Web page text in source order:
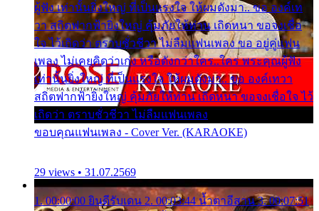
ผู้ฟัง เท่านั้นยิ่งใหญ่ ที่เป็นแรงใจ ให้ผมดังมา.. ขอ องค์เท
วา สถิตฟากฟ้ายิ่งใหญ่ คุ้มภัยให้ท่าน เถิดหนา ขอจงเชื่อ
ใจ ไว้เถิดว่า ตราบชั่วชีวา ไม่ลืมแฟนเพลง ขอ อยู่คู่แฟน
เพลง ไม่เคยคิดว่าเก่ง หรือดังกว่าใคร..ใคร พระคุณผู้ฟัง
เท่านั้นยิ่งใหญ่ ที่เป็นแรงใจ ให้ผมดังมา.. ขอ องค์เทวา
สถิตฟากฟ้ายิ่งใหญ่ คุ้มภัยให้ท่าน เถิดหนา ขอจงเชื่อใจ ไว้
เถิดว่า ตราบชั่วชีวา ไม่ลืมแฟนเพลง
ขอบคุณแฟนเพลง - Cover Ver. (KARAOKE)
29 views • 31.07.2569
1. 00:00:00 ยินดีรับเดน 2. 00:03:44 น้ำตาอีสาน 3. 00:07:51